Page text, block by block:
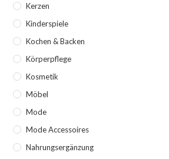
Kerzen
Kinderspiele
Kochen & Backen
Körperpflege
Kosmetik
Möbel
Mode
Mode Accessoires
Nahrungsergänzung